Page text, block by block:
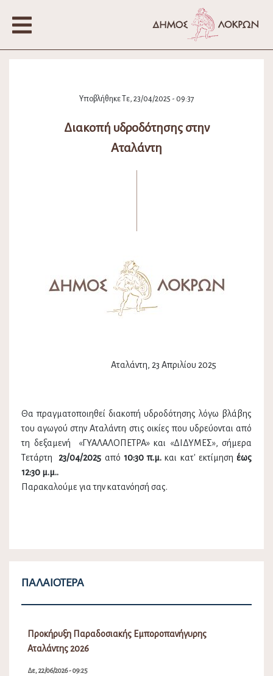
Υποβλήθηκε Τε, 23/04/2025 - 09:37
Διακοπή υδροδότησης στην
Αταλάντη
Αταλάντη, 23 Απριλίου 2025
Θα πραγματοποιηθεί διακοπή υδροδότησης λόγω βλάβης
του αγωγού στην Αταλάντη στις οικίες που υδρεύονται από
τη δεξαμενή «ΓΥΑΛΑΛΟΠΕΤΡΑ» και «ΔΙΔΥΜΕΣ», σήμερα
Τετάρτη
23/04/2025 από 10:30 π.μ.και κατ' εκτίμηση έως
12:30 μ.μ..
Παρακαλούμε για την κατανόησή σας.
ΠΑΛΑΙΌΤΕΡΑ
Προκήρυξη Παραδοσιακής Εμποροπανήγυρης
Αταλάντης 2026
Δε, 22/06/2026 - 09:25